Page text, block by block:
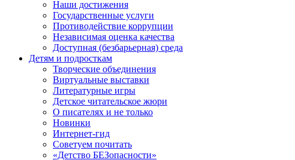
Наши достижения
Государственные услуги
Противодействие коррупции
Независимая оценка качества
Доступная (безбарьерная) среда
Детям и подросткам
Творческие объединения
Виртуальные выставки
Литературные игры
Детское читательское жюри
О писателях и не только
Новинки
Интернет-гид
Советуем почитать
«Детство БЕЗопасности»